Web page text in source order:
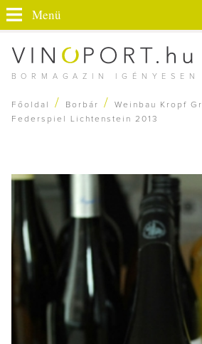
BORMAGAZIN IGÉNYESEN
Menü
Főoldal / Borbár /
Weinbau Kropf
Federspiel Lichtenstein 2013